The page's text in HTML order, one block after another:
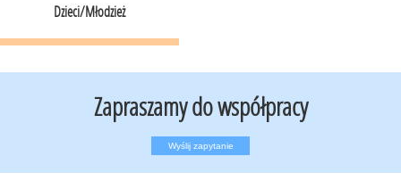
Dzieci/Młodzież
Zapraszamy do współpracy
Wyślij zapytanie